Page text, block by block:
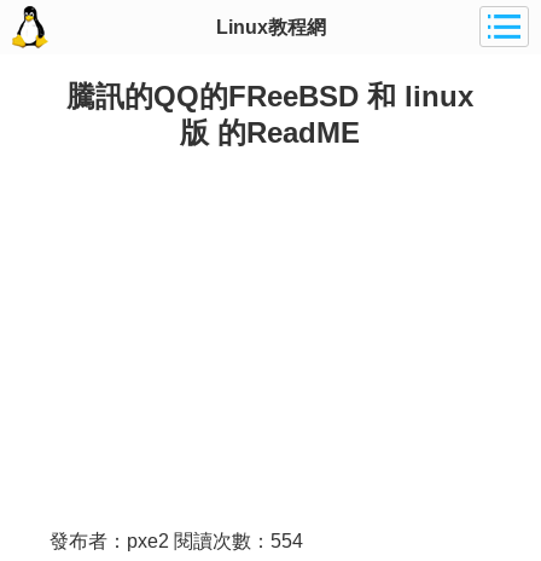
Linux教程網
騰訊的QQ的FReeBSD 和 linux
版 的ReadME
發布者：pxe2 閱讀次數：554